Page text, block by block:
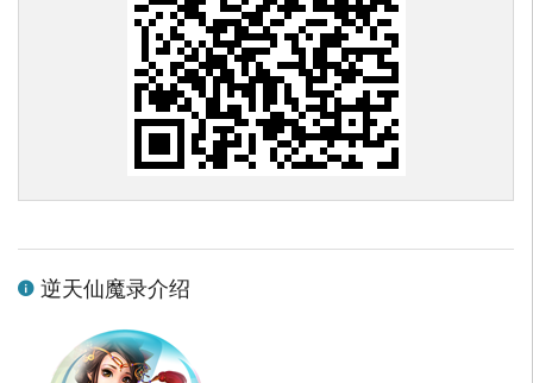
逆天仙魔录介绍